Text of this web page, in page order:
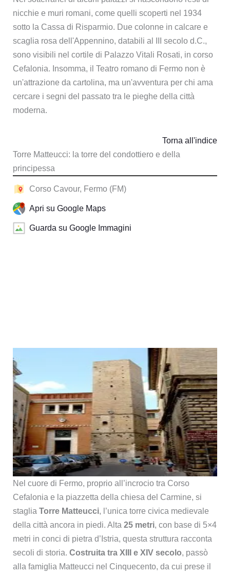
nicchie e muri romani, come quelli scoperti nel 1934
sotto la Cassa di Risparmio. Due colonne in calcare e
scaglia rosa dell'Appennino, databili al III secolo d.C.,
sono visibili nel cortile di Palazzo Vitali Rosati, in corso
Cefalonia. Insomma, il Teatro romano di Fermo non è
un'attrazione da cartolina, ma un'avventura per chi ama
cercare i segni del passato tra le pieghe della città
moderna.
Torre Matteucci: la torre del condottiero e della
principessa
Torna all'indice
Corso Cavour, Fermo (FM)
Apri su Google Maps
Guarda su Google Immagini
Nel cuore di Fermo, proprio all’incrocio tra Corso
Cefalonia e la piazzetta della chiesa del Carmine, si
staglia Torre Matteucci, l’unica torre civica medievale
della città ancora in piedi. Alta 25 metri, con base di 5×4
metri in conci di pietra d’Istria, questa struttura racconta
secoli di storia. Costruita tra XIII e XIV secolo, passò
alla famiglia Matteucci nel Cinquecento, da cui prese il